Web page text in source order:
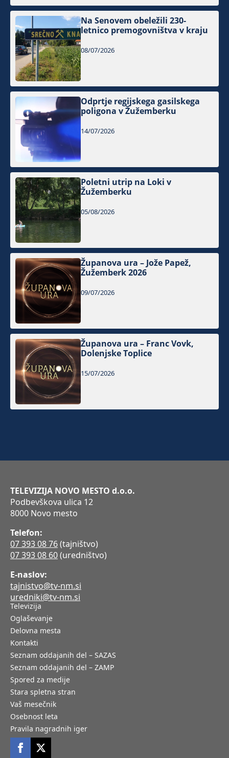
Na Senovem obeležili 230-
letnico premogovništva v kraju
08/07/2026
Odprtje regijskega gasilskega
poligona v Žužemberku
14/07/2026
Poletni utrip na Loki v
Žužemberku
05/08/2026
Županova ura – Jože Papež,
Žužemberk 2026
09/07/2026
Županova ura – Franc Vovk,
Dolenjske Toplice
15/07/2026
TELEVIZIJA NOVO MESTO d.o.o.
Podbevškova ulica 12
8000 Novo mesto
Telefon:
07 393 08 76(tajništvo)
07 393 08 60(uredništvo)
E-naslov:
tajnistvo@tv-nm.si
uredniki@tv-nm.si
Televizija
Oglaševanje
Delovna mesta
Kontakti
Seznam oddajanih del – SAZAS
Seznam oddajanih del – ZAMP
Spored za medije
Stara spletna stran
Vaš mesečnik
Osebnost leta
Pravila nagradnih iger